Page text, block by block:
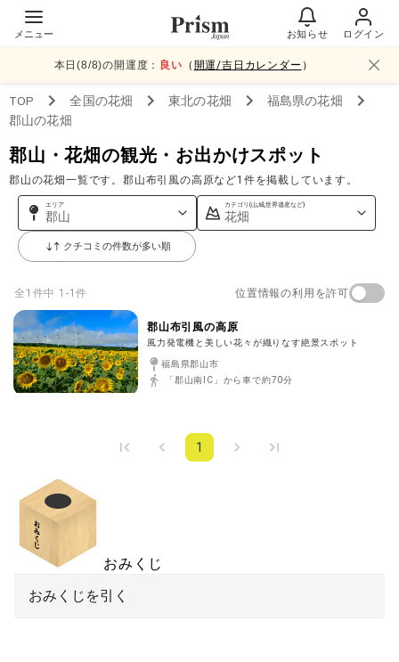
メニュー お知らせ ログイン
本日(8/8)の開運度： 良い （ 開運/吉日カレンダー ）
TOP 全国の花畑 東北の花畑 福島県の花畑
郡山の花畑
郡山・花畑の観光・お出かけスポット
郡山の花畑一覧です。郡山布引風の高原など1件を掲載しています。
エリア
郡山
カテゴリ(山,城,世界遺産など)
花畑
クチコミの件数が多い順
全 1 件中 1-1件 位置情報の利用を許可
郡山布引風の高原
風力発電機と美しい花々が織りなす絶景スポット
福島県郡山市
「郡山南IC」から車で約70分
1
おみくじ
おみくじを引く